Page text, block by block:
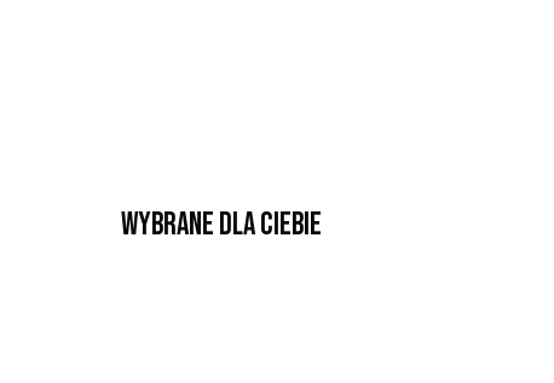
Wybrane dla Ciebie